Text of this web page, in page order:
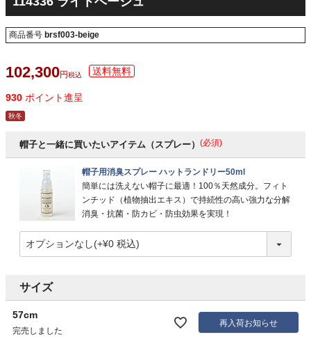
商品番号 brsf003-beige
102,300 税込
930 ポイント進呈
秋冬
帽子と一緒に買いたいアイテム（スプレー） (必須)
帽子用消臭スプレー ハットランドリー50ml
簡単には洗えない帽子に最適！100％天然成分。フィト
ンチッド（植物抽出エキス）で持続性の高い強力な分解
消臭・抗菌・防カビ・防虫効果を実現！
サイズ
57cm
完売しました
再入荷お知らせ